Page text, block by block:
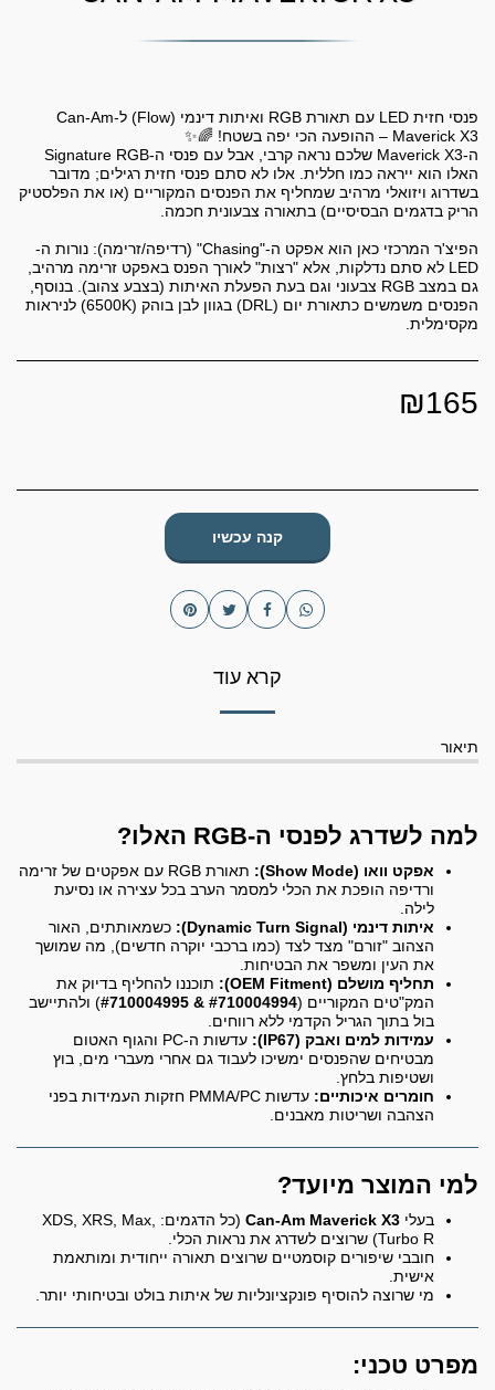
פנסי חזית LED עם תאורת RGB ואיתות דינמי (Flow) ל-Can-Am
ה-Maverick X3 שלכם נראה קרבי, אבל עם פנסי ה-Signature RGB
האלו הוא ייראה כמו חללית. אלו לא סתם פנסי חזית רגילים; מדובר
בשדרוג ויזואלי מרהיב שמחליף את הפנסים המקוריים (או את הפלסטיק
הפיצ'ר המרכזי כאן הוא אפקט ה-"Chasing" (רדיפה/זרימה): נורות ה-
LED לא סתם נדלקות, אלא "רצות" לאורך הפנס באפקט זרימה מרהיב,
גם במצב RGB צבעוני וגם בעת הפעלת האיתות (בצבע צהוב). בנוסף,
הפנסים משמשים כתאורת יום (DRL) בגוון לבן בוהק (6500K) לניראות
מקסימלית.
₪165
קנה עכשיו
קרא עוד
תיאור
למה לשדרג לפנסי ה-RGB האלו?
אפקט וואו (Show Mode):
תאורת RGB עם אפקטים של זרימה
ורדיפה הופכת את הכלי למסמר הערב בכל עצירה או נסיעת
לילה.
איתות דינמי (Dynamic Turn Signal):
כשמאותתים, האור
הצהוב "זורם" מצד לצד (כמו ברכבי יוקרה חדשים), מה שמושך
את העין ומשפר את הבטיחות.
תחליף מושלם (OEM Fitment):
תוכננו להחליף בדיוק את
המק"טים המקוריים (#710004994 & #710004995
) ולהתיישב
בול בתוך הגריל הקדמי ללא רווחים.
עמידות למים ואבק (IP67):
עדשות ה-PC והגוף האטום
מבטיחים שהפנסים ימשיכו לעבוד גם אחרי מעברי מים, בוץ
ושטיפות בלחץ.
חומרים איכותיים:
עדשות PMMA/PC חזקות העמידות בפני
הצהבה ושריטות מאבנים.
למי המוצר מיועד?
בעליCan-Am Maverick X3
(כל הדגמים: XDS, XRS, Max,
Turbo R) שרוצים לשדרג את נראות הכלי.
חובבי שיפורים קוסמטיים שרוצים תאורה ייחודית ומותאמת
אישית.
מי שרוצה להוסיף פונקציונליות של איתות בולט ובטיחותי יותר.
מפרט טכני: